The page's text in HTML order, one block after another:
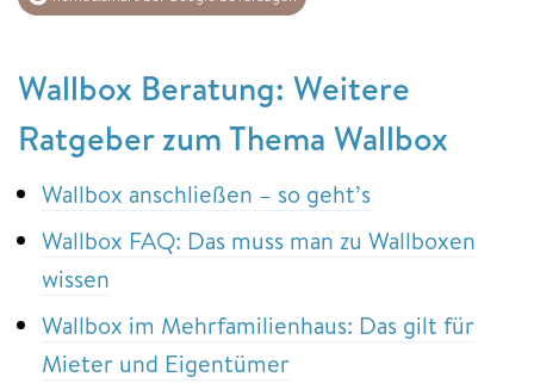
Wallbox Beratung: Weitere
Ratgeber zum Thema Wallbox
Wallbox anschließen – so geht’s
Wallbox FAQ: Das muss man zu Wallboxen
wissen
Wallbox im Mehrfamilienhaus: Das gilt für
Mieter und Eigentümer